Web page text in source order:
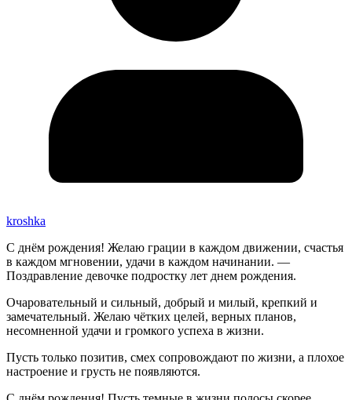
kroshka
С днём рождения! Желаю грации в каждом движении, счастья
в каждом мгновении, удачи в каждом начинании. —
Поздравление девочке подростку лет днем рождения.
Очаровательный и сильный, добрый и милый, крепкий и
замечательный. Желаю чётких целей, верных планов,
несомненной удачи и громкого успеха в жизни.
Пусть только позитив, смех сопровождают по жизни, а плохое
настроение и грусть не появляются.